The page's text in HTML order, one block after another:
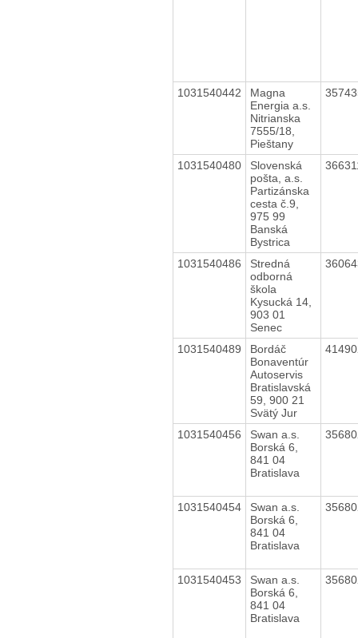
1031540442
Magna
Energia a.s.
Nitrianska
7555/18,
Pieštany
1031540480
Slovenská
pošta, a.s.
Partizánska
cesta č.9,
975 99
Banská
Bystrica
1031540486
Stredná
odborná
škola
Kysucká 14,
903 01
Senec
1031540489
Bordáč
Bonaventúr
Autoservis
Bratislavská
59, 900 21
Svätý Jur
1031540456
Swan a.s.
Borská 6,
841 04
Bratislava
1031540454
Swan a.s.
Borská 6,
841 04
Bratislava
1031540453
Swan a.s.
Borská 6,
841 04
Bratislava